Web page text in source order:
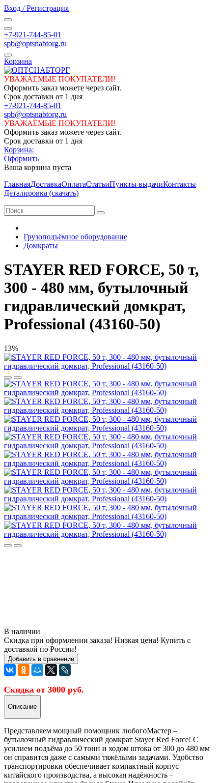
Вход / Регистрация
+7-921-744-85-01
spb@optsnabtorg.ru
Корзина
УВАЖАЕМЫЕ ПОКУПАТЕЛИ!
Оформить заказ можете через сайт.
Срок доставки от 1 дня
+7-921-744-85-01
spb@optsnabtorg.ru
УВАЖАЕМЫЕ ПОКУПАТЕЛИ!
Оформить заказ можете через сайт.
Срок доставки от 1 дня
Корзина:
Оформить
Ваша корзина пуста
ГлавнаяДоставкаОплатаСтатьиПункты выдачиКонтакты
Деталировка (скачать)
Грузоподъёмное оборудование
Домкраты
STAYER RED FORCE, 50 т,
300 - 480 мм, бутылочный
гидравлический домкрат,
Professional (43160-50)
13%
В наличии
Скидка при оформлении заказа! Низкая цена! Купить с
доставкой по России!
Добавить в сравнение
Скидка от 3000 руб.
Описание
Представляем мощный помощник любогоМастер –
бутылочный гидравлический домкрат Stayer Red Force! С
усилием подъёма до 50 тонн и ходом штока от 300 до 480 мм
он справится даже с самыми тяжёлыми задачами. Удобство
транспортировки обеспечивает компактный корпус
китайского производства, а высокая надёжность –